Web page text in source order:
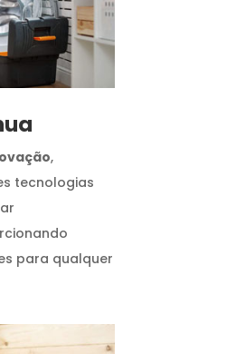
,
tecnologias
para qualquer